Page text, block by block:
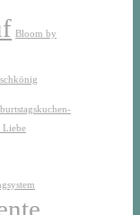
Bloom by
Liebe